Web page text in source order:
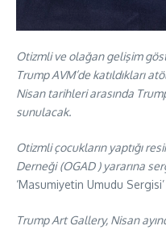
Otizmli ve olağan gelişim
Trump AVM’de katıldıkları
Nisan tarihleri arasında
sunulacak.
Otizmli çocukların yaptığı
Derneği (OGAD ) yararına
‘Masumiyetin Umudu
Trump Art Gallery, Nisan